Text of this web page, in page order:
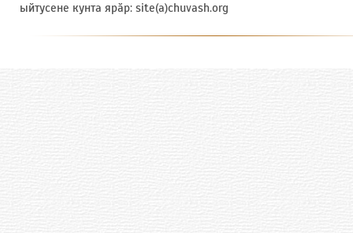
ыйтусене кунта ярӑр: site(a)chuvash.org